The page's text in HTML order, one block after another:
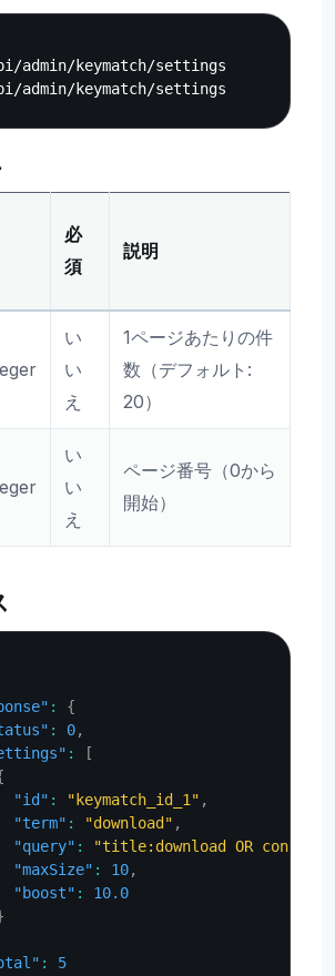
admin/keymatch/settings
必
須
説明
い
い
え
1ページあたりの件
数（デフォルト:
20）
い
い
え
ページ番号（0から
開始）
:
{
: 0,
:
[
"id" : "keymatch_id_1" ,
"term" : "download" ,
"query" :
"title:download OR
"maxSize" : 10,
"boost" :
10.0
:
5